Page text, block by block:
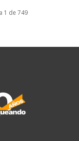
1 de 749